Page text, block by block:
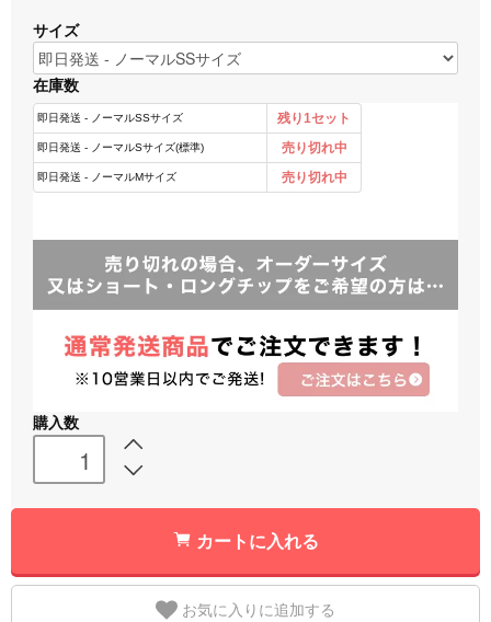
サイズ
在庫数
購入数
カートに入れる
お気に入りに追加する